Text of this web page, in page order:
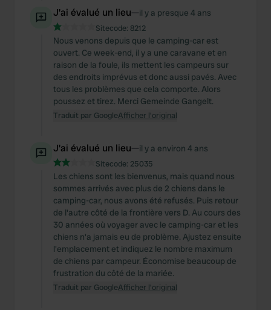
J'ai évalué un lieu—il y a presque 4 ans
Sitecode: 8212
Nous venons depuis que le camping-car est
ouvert. Ce week-end, il y a une caravane et en
raison de la foule, ils mettent les campeurs sur
des endroits imprévus et donc aussi pavés. Avec
tous les problèmes que cela comporte. Alors
poussez et tirez. Merci Gemeinde Gangelt.
Traduit par GoogleAfficher l'original
J'ai évalué un lieu—il y a environ 4 ans
Sitecode: 25035
Les chiens sont les bienvenus, mais quand nous
sommes arrivés avec plus de 2 chiens dans le
camping-car, nous avons été refusés. Puis retour
de l'autre côté de la frontière vers D. Au cours des
30 années où voyager avec le camping-car et les
chiens n'a jamais eu de problème. Ajustez ensuite
l'emplacement et indiquez le nombre maximum
de chiens par campeur. Économise beaucoup de
frustration du côté de la mariée.
Traduit par GoogleAfficher l'original